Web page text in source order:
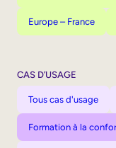
Europe – France
CAS D’USAGE
Tous cas d'usage
Formation à la